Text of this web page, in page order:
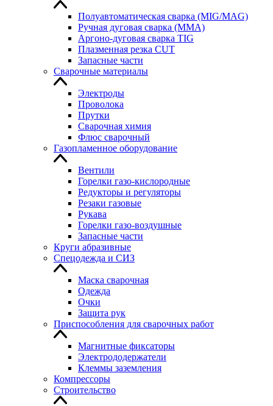
Полуавтоматическая сварка (MIG/MAG)
Ручная дуговая сварка (MMA)
Аргоно-дуговая сварка TIG
Плазменная резка CUT
Запасные части
Сварочные материалы
Электроды
Проволока
Прутки
Сварочная химия
Флюс сварочный
Газопламенное оборудование
Вентили
Горелки газо-кислородные
Редукторы и регуляторы
Резаки газовые
Рукава
Горелки газо-воздушные
Запасные части
Круги абразивные
Спецодежда и СИЗ
Маска сварочная
Одежда
Очки
Защита рук
Приспособления для сварочных работ
Магнитные фиксаторы
Электрододержатели
Клеммы заземления
Компрессоры
Строительство